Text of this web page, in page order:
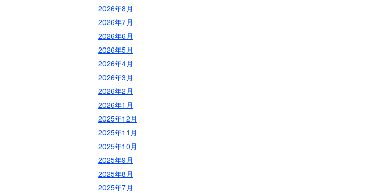
2026年8月
2026年7月
2026年6月
2026年5月
2026年4月
2026年3月
2026年2月
2026年1月
2025年12月
2025年11月
2025年10月
2025年9月
2025年8月
2025年7月